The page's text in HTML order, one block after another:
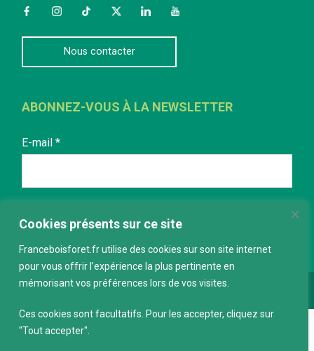
Cookies présents sur ce site
Franceboisforet.fr utilise des cookies sur son site internet
pour vous offrir l’expérience la plus pertinente en
mémorisant vos préférences lors de vos visites.
Ces cookies sont facultatifs. Pour les accepter, cliquez sur
"Tout accepter".
FacebookInstagramTikTokTwitterLinkedInYouTube
Nous contacter
ABONNEZ-VOUS À LA NEWSLETTER
E-mail *